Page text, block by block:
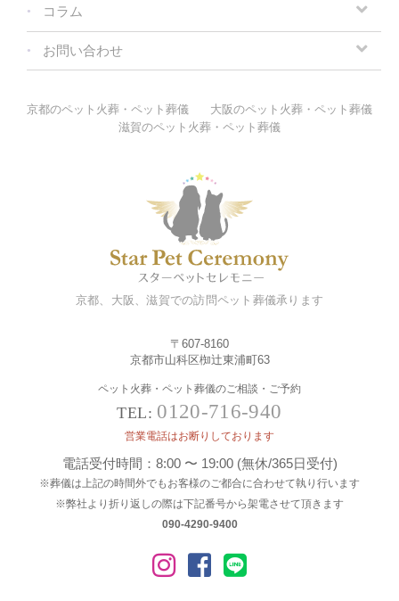
京都、大阪、滋賀での訪問ペット葬儀承ります
〒607-8160
京都市山科区椥辻東浦町63
ペット火葬・ペット葬儀のご相談・ご予約
TEL: 0120-716-940
営業電話はお断りしております
電話受付時間：8:00 〜 19:00 (無休/365日受付)
※葬儀は上記の時間外でもお客様のご都合に合わせて執り行います
※弊社より折り返しの際は下記番号から架電させて頂きます
090-4290-9400
コラム
お問い合わせ
京都のペット火葬・ペット葬儀
大阪のペット火葬・ペット葬儀
滋賀のペット火葬・ペット葬儀